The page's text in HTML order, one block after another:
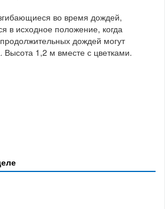
во время дождей,
в исходное положение, когда
дождей могут
Высота 1,2 м вместе с цветками.